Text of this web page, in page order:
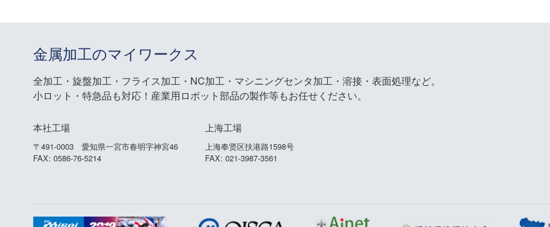
金属加工のマイワークス
全加工・旋盤加工・フライス加工・NC加工・マシニングセンタ加工・溶接・表面処理など。
小ロット・特急品も対応！産業用ロボット部品の製作等もお任せください。
本社工場
〒491-0003 愛知県一宮市春明字神宮46
FAX: 0586-76-5214
上海工場
上海奉贤区扶港路1598号
FAX: 021-3987-3561